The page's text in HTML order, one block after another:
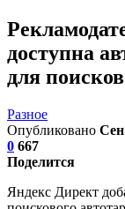
доступна
для
Разное
Опубликовано Сен
0 667
Поделится
Яндекс Директ